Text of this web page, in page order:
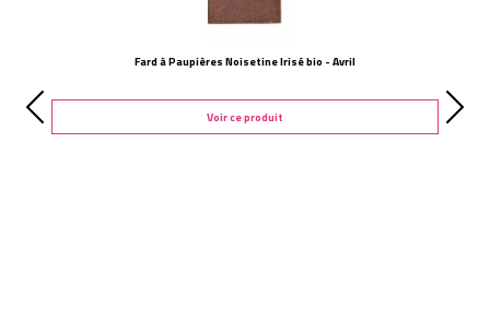
Fard à Paupières Noisetine Irisé bio - Avril
Voir ce produit